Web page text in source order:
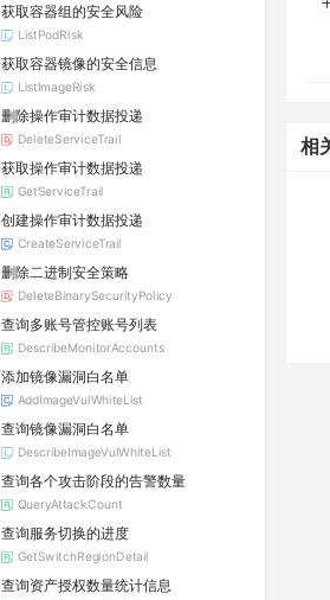
获取容器组的安全风险
ListPodRisk
获取容器镜像的安全信息
ListImageRisk
删除操作审计数据投递
DeleteServiceTrail
获取操作审计数据投递
GetServiceTrail
创建操作审计数据投递
CreateServiceTrail
删除二进制安全策略
DeleteBinarySecurityPolicy
查询多账号管控账号列表
DescribeMonitorAccounts
添加镜像漏洞白名单
AddImageVulWhiteList
查询镜像漏洞白名单
DescribeImageVulWhiteList
查询各个攻击阶段的告警数量
QueryAttackCount
查询服务切换的进度
GetSwitchRegionDetail
查询资产授权数量统计信息
相